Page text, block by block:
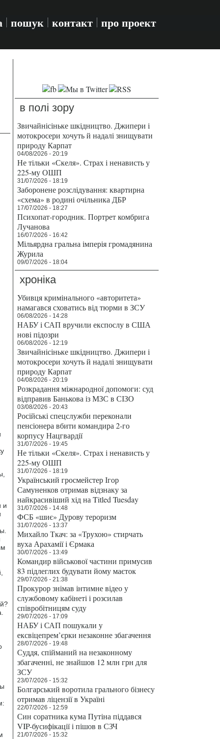
пошук контакт про проект
и
в полі зору
Звичайнісіньке шкідництво. Джипери і
мотокросери хочуть й надалі знищувати
природу Карпат
04/08/2026 - 20:19
Не тільки «Скеля». Страх і ненависть у
225-му ОШП
31/07/2026 - 18:19
Заборонене розслідування: квартирна
«схема» в родині очільника ДБР
17/07/2026 - 18:27
Психопат-городник. Портрет комбрига
Лучанова
16/07/2026 - 16:42
Мільярдна гральна імперія громадянина
Журила
09/07/2026 - 18:04
хроніка
Убивця кримінального «авторитета»
намагався сховатись від тюрми в ЗСУ
06/08/2026 - 14:28
НАБУ і САП вручили експослу в США
нові підозри
06/08/2026 - 12:19
Звичайнісіньке шкідництво. Джипери і
мотокросери хочуть й надалі знищувати
природу Карпат
04/08/2026 - 20:19
Розкрадання міжнародної допомоги: суд
відправив Банькова із МЗС в СІЗО
03/08/2026 - 20:43
Російські спецслужби переконали
пенсіонера вбити командира 2-го
корпусу Нацгвардії
31/07/2026 - 19:45
Не тільки «Скеля». Страх і ненависть у
225-му ОШП
31/07/2026 - 18:19
Український гросмейстер Ігор
Самуненков отримав відзнаку за
найкрасивіший хід на Titled Tuesday
31/07/2026 - 14:48
ФСБ «шиє» Дурову тероризм
31/07/2026 - 13:37
Михайло Ткач: за «Трухою» стирчать
вуха Арахамії і Єрмака
30/07/2026 - 13:49
Командир військової частини примусив
83 підлеглих будувати йому маєток
29/07/2026 - 21:38
Прокурор знімав інтимне відео у
службовому кабінеті і розсилав
співробітницям суду
29/07/2026 - 17:09
НАБУ і САП пошукали у
ексвіцепрем’єрки незаконне збагачення
28/07/2026 - 19:48
Суддя, спійманий на незаконному
збагаченні, не знайшов 12 млн грн для
ЗСУ
23/07/2026 - 15:32
Болгарський воротила грального бізнесу
отримав ліцензії в Україні
22/07/2026 - 12:59
Син соратника кума Путіна піддався
VIP-бусифікації і пішов в СЗЧ
21/07/2026 - 15:32